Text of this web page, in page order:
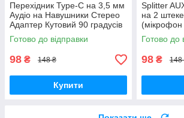
Перехідник Type-C на 3,5 мм
Аудіо на Навушники Стерео
Адаптер Кутовий 90 градусів
Готово до відправки
98 ₴ 148 ₴
Купити
Splitter
на 2
Готово до
98 ₴ 148